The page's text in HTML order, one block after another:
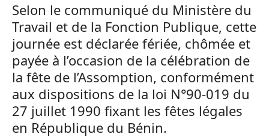
Selon le communiqué du Ministère du
Travail et de la Fonction Publique, cette
journée est déclarée fériée, chômée et
payée à l’occasion de la célébration de
la fête de l’Assomption, conformément
aux dispositions de la loi N°90-019 du
27 juillet 1990 fixant les fêtes légales
en République du Bénin.